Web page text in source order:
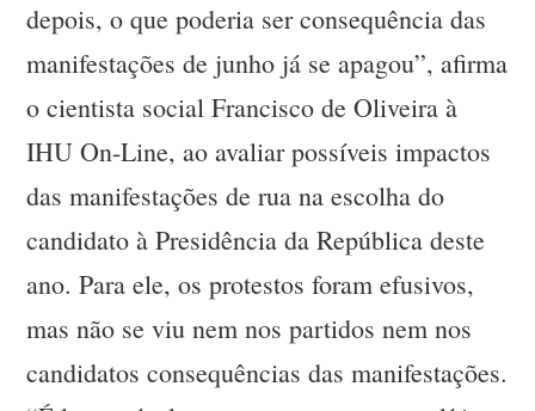
depois, o que poderia ser consequência das
manifestações de junho já se apagou”, afirma
o cientista social Francisco de Oliveira à
IHU On-Line, ao avaliar possíveis impactos
das manifestações de rua na escolha do
candidato à Presidência da República deste
ano. Para ele, os protestos foram efusivos,
mas não se viu nem nos partidos nem nos
candidatos consequências das manifestações.